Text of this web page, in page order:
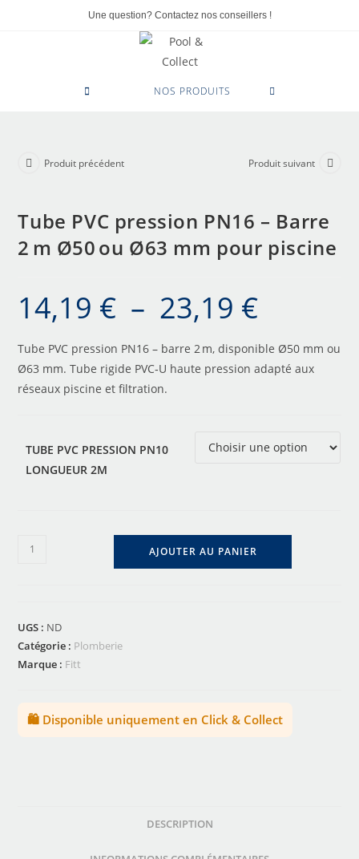
Une question? Contactez nos conseillers !
NOS PRODUITS
Produit précédent Produit suivant
Tube PVC pression PN16 – Barre
2 m Ø50 ou Ø63 mm pour piscine
14,19 € – 23,19 €
Tube PVC pression PN16 – barre 2 m, disponible Ø50 mm ou
Ø63 mm. Tube rigide PVC‑U haute pression adapté aux
réseaux piscine et filtration.
TUBE PVC PRESSION PN10
LONGUEUR 2M
AJOUTER AU PANIER
UGS : ND
Catégorie : Plomberie
Marque : Fitt
🛍️ Disponible uniquement en Click & Collect
DESCRIPTION